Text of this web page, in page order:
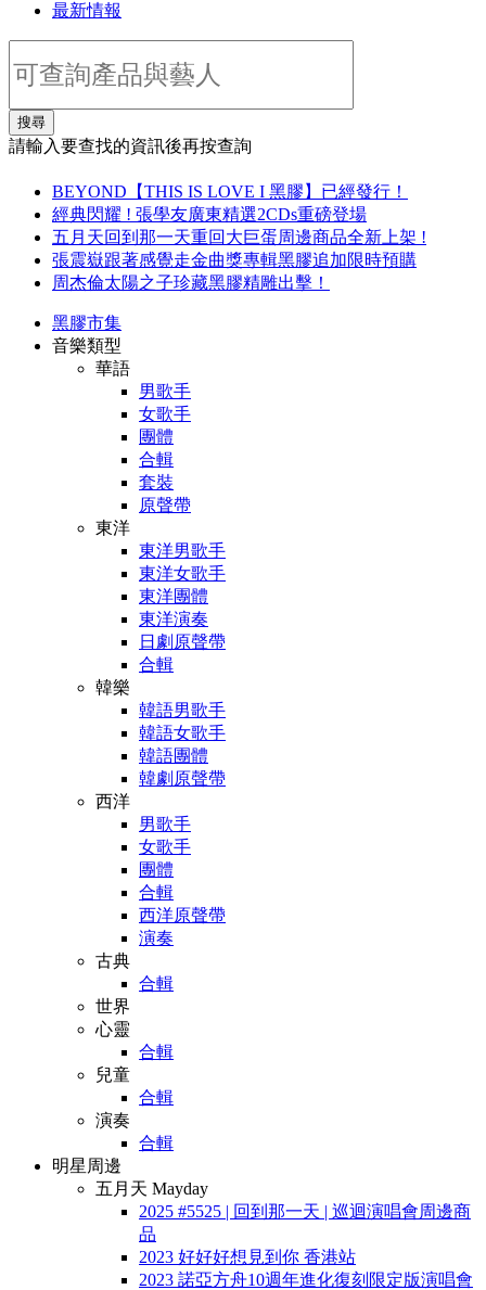
最新情報
搜尋
請輸入要查找的資訊後再按查詢
BEYOND【THIS IS LOVE I 黑膠】已經發行！
經典閃耀 ! 張學友廣東精選2CDs重磅登場
五月天回到那一天重回大巨蛋周邊商品全新上架 !
張震嶽跟著感覺走金曲獎專輯黑膠追加限時預購
周杰倫太陽之子珍藏黑膠精雕出擊！
黑膠市集
音樂類型
華語
男歌手
女歌手
團體
合輯
套裝
原聲帶
東洋
東洋男歌手
東洋女歌手
東洋團體
東洋演奏
日劇原聲帶
合輯
韓樂
韓語男歌手
韓語女歌手
韓語團體
韓劇原聲帶
西洋
男歌手
女歌手
團體
合輯
西洋原聲帶
演奏
古典
合輯
世界
心靈
合輯
兒童
合輯
演奏
合輯
明星周邊
五月天 Mayday
2025 #5525 | 回到那一天 | 巡迴演唱會周邊商
品
2023 好好好想見到你 香港站
2023 諾亞方舟10週年進化復刻限定版演唱會